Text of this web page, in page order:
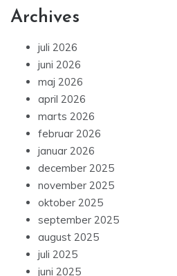
Archives
juli 2026
juni 2026
maj 2026
april 2026
marts 2026
februar 2026
januar 2026
december 2025
november 2025
oktober 2025
september 2025
august 2025
juli 2025
juni 2025